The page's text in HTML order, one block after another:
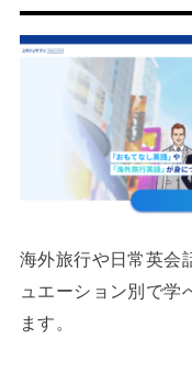
海外旅行や日常英会
ュエーション別で学
ます。